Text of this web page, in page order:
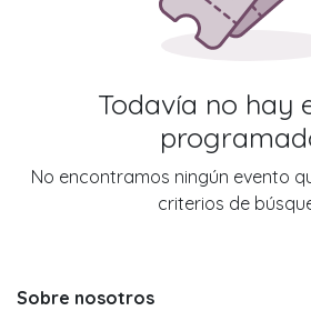
Todavía no hay
No encontramos ningún evento
criterios de
Sobre nosotros